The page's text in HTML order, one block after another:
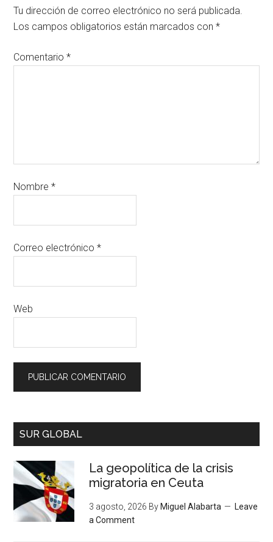
Tu dirección de correo electrónico no será publicada.
Los campos obligatorios están marcados con*
Comentario*
Nombre*
Correo electrónico*
Web
SUR GLOBAL
La geopolítica de la crisis
migratoria en Ceuta
3 agosto, 2026 By Miguel Alabarta
Leave
a Comment